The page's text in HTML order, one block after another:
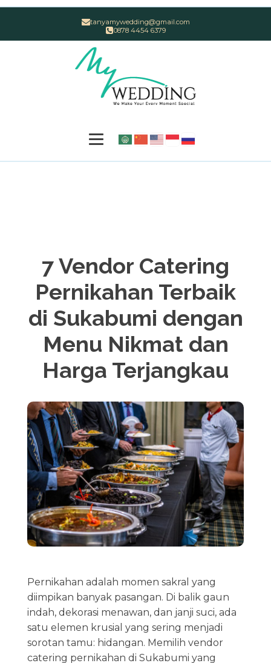
tanyamywedding@gmail.com
0878 4454 6379
7 Vendor Catering
Pernikahan Terbaik
di Sukabumi dengan
Menu Nikmat dan
Harga Terjangkau
Pernikahan adalah momen sakral yang
diimpikan banyak pasangan. Di balik gaun
indah, dekorasi menawan, dan janji suci, ada
satu elemen krusial yang sering menjadi
sorotan tamu: hidangan. Memilih vendor
catering pernikahan di Sukabumi yang